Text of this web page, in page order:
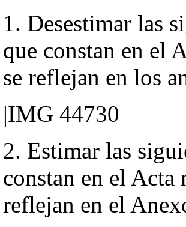
1. Desestimar las
que constan en el
se reflejan en los
|IMG 44730
2. Estimar las
constan en el Acta
reflejan en el